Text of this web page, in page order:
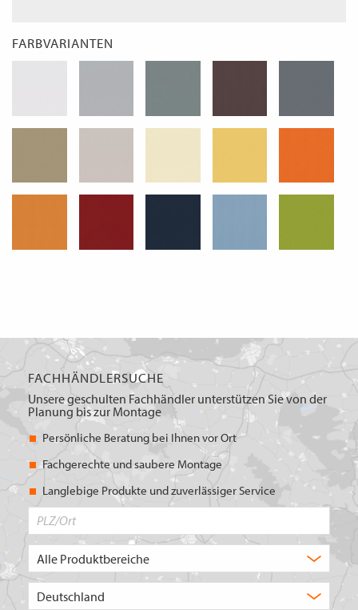
FARBVARIANTEN
FACHHÄNDLERSUCHE
Unsere geschulten Fachhändler unterstützen Sie von der
Planung bis zur Montage
Persönliche Beratung bei Ihnen vor Ort
Fachgerechte und saubere Montage
Langlebige Produkte und zuverlässiger Service